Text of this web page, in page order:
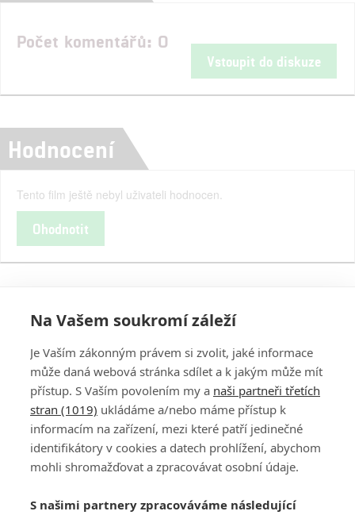
Počet komentářů: 0
Vstoupit do diskuze
Hodnocení
Tento film ještě nebyl uživateli hodnocen.
Ohodnotit
PŘIHLÁSIT
REGISTROVAT
DISKUZE
Šéfredaktorkou webu jePetr Slavík, e-mailserialy@fandimefilmu.cz
Na Vašem soukromí záleží
Je Vaším zákonným právem si zvolit, jaké informace
může daná webová stránka sdílet a k jakým může mít
přístup. S Vaším povolením my a naši partneři třetích
stran (1019) ukládáme a/nebo máme přístup k
informacím na zařízení, mezi které patří jedinečné
identifikátory v cookies a datech prohlížení, abychom
mohli shromažďovat a zpracovávat osobní údaje.
S našimi partnery zpracováváme následující